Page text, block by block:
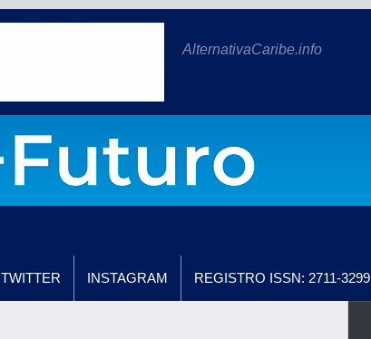
AlternativaCaribe.info
TWITTER INSTAGRAM REGISTRO ISSN: 2711-3299